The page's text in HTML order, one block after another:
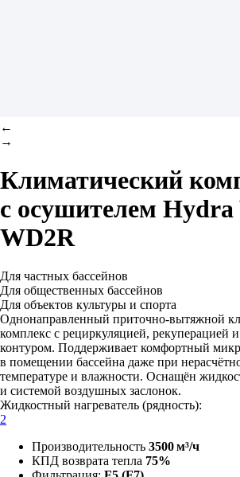
←
→
Климатический
с осушителем Hydra
WD2R
Для частных бассейнов
Для общественных бассейнов
Для объектов культуры и спорта
Однонаправленный приточно-вытяжной
комплекс с рециркуляцией, рекуперацией
контуром. Поддерживает комфортный
в помещении бассейна даже при
температуре и влажности. Оснащён
и системой воздушных заслонок.
Жидкостный нагреватель (рядность):
2
Производительность 3500 м³/ч
КПД возврата тепла 75%